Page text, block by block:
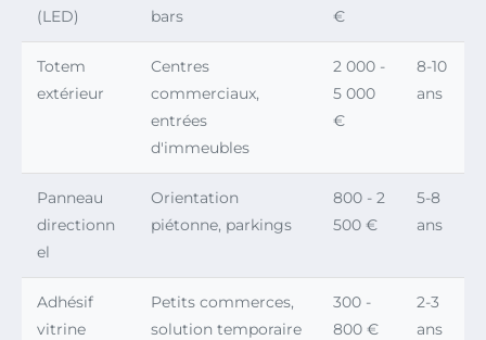
(LED)
bars
€
Totem
extérieur
Centres
commerciaux,
entrées
d'immeubles
2 000 -
5 000
€
8-10
ans
Panneau
directionn
el
Orientation
piétonne, parkings
800 - 2
500 €
5-8
ans
Adhésif
vitrine
Petits commerces,
solution temporaire
300 -
800 €
2-3
ans